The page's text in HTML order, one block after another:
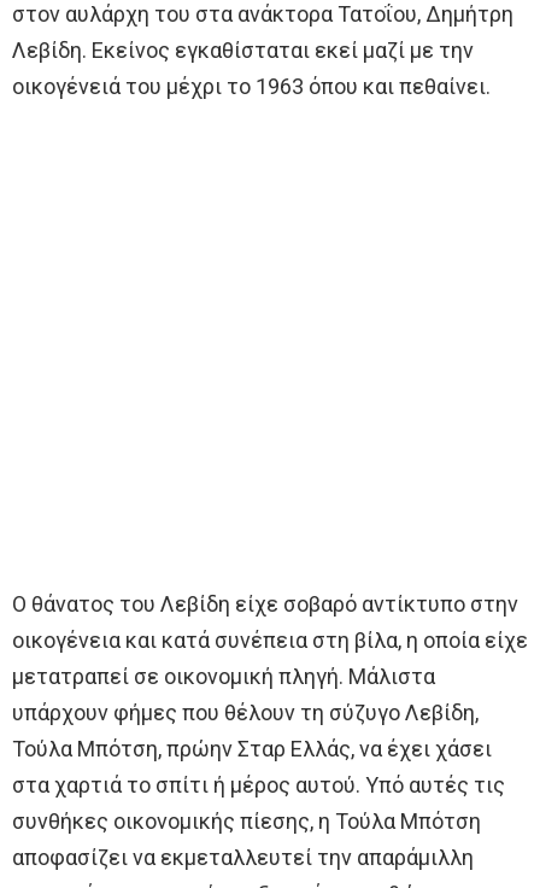
στον αυλάρχη του στα ανάκτορα Τατοΐου, Δημήτρη
Λεβίδη. Εκείνος εγκαθίσταται εκεί μαζί με την
οικογένειά του μέχρι το 1963 όπου και πεθαίνει.
Ο θάνατος του Λεβίδη είχε σοβαρό αντίκτυπο στην
οικογένεια και κατά συνέπεια στη βίλα, η οποία είχε
μετατραπεί σε οικονομική πληγή. Μάλιστα
υπάρχουν φήμες που θέλουν τη σύζυγο Λεβίδη,
Τούλα Μπότση, πρώην Σταρ Ελλάς, να έχει χάσει
στα χαρτιά το σπίτι ή μέρος αυτού. Υπό αυτές τις
συνθήκες οικονομικής πίεσης, η Τούλα Μπότση
αποφασίζει να εκμεταλλευτεί την απαράμιλλη